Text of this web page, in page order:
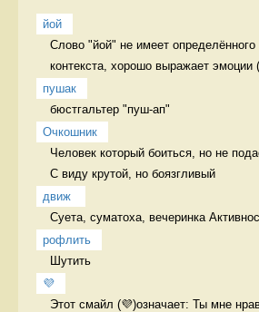
йой
Слово "йой" не имеет определённого
контекста, хорошо выражает эмоции
пушак
бюстгальтер "пуш-ап"
Очкошник
Человек который боиться, но не
С виду крутой, но боязгливый
движ
Суета, суматоха, вечеринка
рофлить
Шутить
💜
Этот смайл (💜)означает: Ты мне